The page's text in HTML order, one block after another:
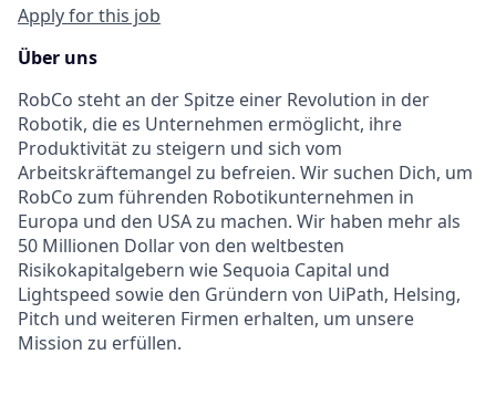
Apply for this job
Über uns
RobCo steht an der Spitze einer Revolution in der
Robotik, die es Unternehmen ermöglicht, ihre
Produktivität zu steigern und sich vom
Arbeitskräftemangel zu befreien. Wir suchen Dich, um
RobCo zum führenden Robotikunternehmen in
Europa und den USA zu machen. Wir haben mehr als
50 Millionen Dollar von den weltbesten
Risikokapitalgebern wie Sequoia Capital und
Lightspeed sowie den Gründern von UiPath, Helsing,
Pitch und weiteren Firmen erhalten, um unsere
Mission zu erfüllen.